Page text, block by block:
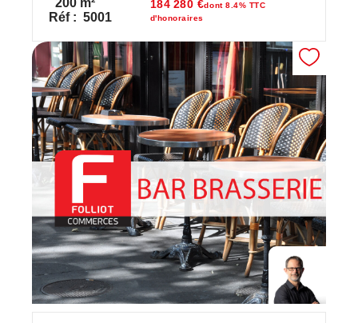
Réf : 5001
184 280 €dont 8.4% TTC
d'honoraires